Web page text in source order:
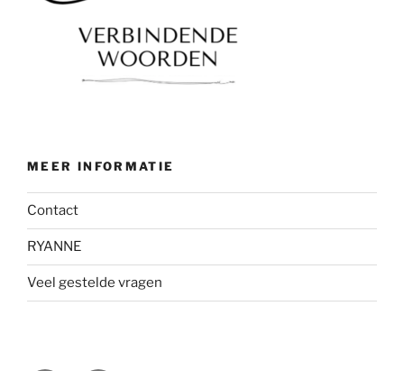
MEER INFORMATIE
Contact
RYANNE
Veel gestelde vragen